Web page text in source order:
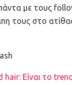
με τους
τους στο
hair: Είναι το